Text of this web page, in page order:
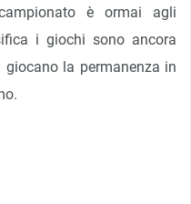
è ormai agli
i giochi sono ancora
la permanenza in